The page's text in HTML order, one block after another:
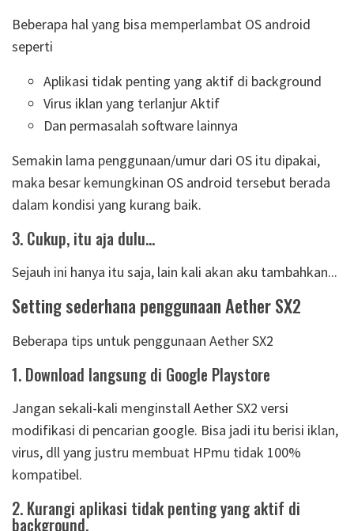
Beberapa hal yang bisa memperlambat OS android
seperti
Aplikasi tidak penting yang aktif di background
Virus iklan yang terlanjur Aktif
Dan permasalah software lainnya
Semakin lama penggunaan/umur dari OS itu dipakai,
maka besar kemungkinan OS android tersebut berada
dalam kondisi yang kurang baik.
3. Cukup, itu aja dulu...
Sejauh ini hanya itu saja, lain kali akan aku tambahkan...
Setting sederhana penggunaan Aether SX2
Beberapa tips untuk penggunaan Aether SX2
1. Download langsung di Google Playstore
Jangan sekali-kali menginstall Aether SX2 versi
modifikasi di pencarian google. Bisa jadi itu berisi iklan,
virus, dll yang justru membuat HPmu tidak 100%
kompatibel.
2. Kurangi aplikasi tidak penting yang aktif di
background.